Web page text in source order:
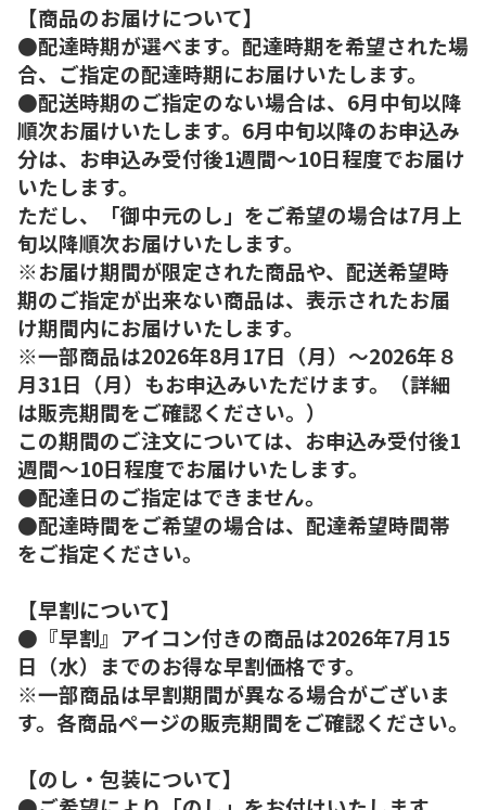
【商品のお届けについて】
●配達時期が選べます。配達時期を希望された場
合、ご指定の配達時期にお届けいたします。
●配送時期のご指定のない場合は、6月中旬以降
順次お届けいたします。6月中旬以降のお申込み
分は、お申込み受付後1週間～10日程度でお届け
いたします。
ただし、「御中元のし」をご希望の場合は7月上
旬以降順次お届けいたします。
※お届け期間が限定された商品や、配送希望時
期のご指定が出来ない商品は、表示されたお届
け期間内にお届けいたします。
※一部商品は2026年8月17日（月）～2026年８
月31日（月）もお申込みいただけます。（詳細
は販売期間をご確認ください。）
この期間のご注文については、お申込み受付後1
週間～10日程度でお届けいたします。
●配達日のご指定はできません。
●配達時間をご希望の場合は、配達希望時間帯
をご指定ください。
【早割について】
●『早割』アイコン付きの商品は2026年7月15
日（水）までのお得な早割価格です。
※一部商品は早割期間が異なる場合がございま
す。各商品ページの販売期間をご確認ください。
【のし・包装について】